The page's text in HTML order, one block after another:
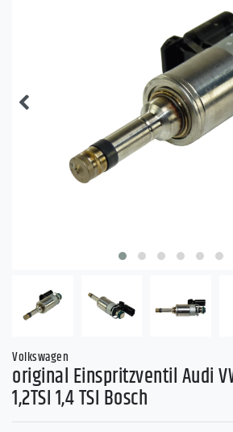
Volkswagen
original Einspritzventil Audi
1,2TSI 1,4 TSI Bosch